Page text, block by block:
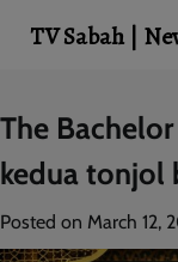
Skip
to
content
The
kedua tonjol
Posted on March 12,
TV Sabah |